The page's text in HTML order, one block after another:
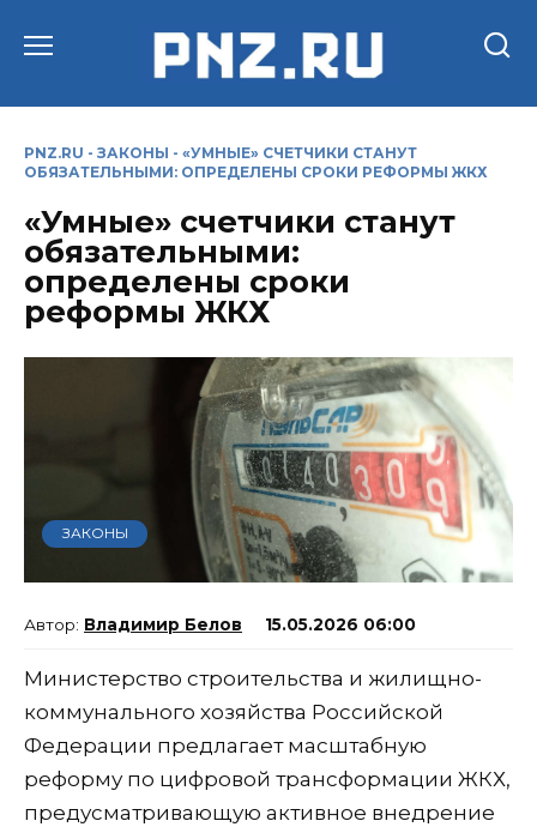
PNZ.RU - ЗАКОНЫ - «УМНЫЕ» СЧЕТЧИКИ СТАНУТ
ОБЯЗАТЕЛЬНЫМИ: ОПРЕДЕЛЕНЫ СРОКИ РЕФОРМЫ ЖКХ
«Умные» счетчики станут
обязательными:
определены сроки
реформы ЖКХ
ЗАКОНЫ
Владимир Белов 15.05.2026 06:00
Министерство строительства и жилищно-
коммунального хозяйства Российской
Федерации предлагает масштабную
реформу по цифровой трансформации ЖКХ,
предусматривающую активное внедрение